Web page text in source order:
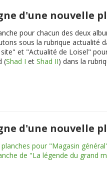
d'une
pour chacun des deux
sous la rubrique actualité
et "Actualité de Loisel"
(Shad I et Shad II) dans la
d'une
pour "Magasin
de "La légende du grand